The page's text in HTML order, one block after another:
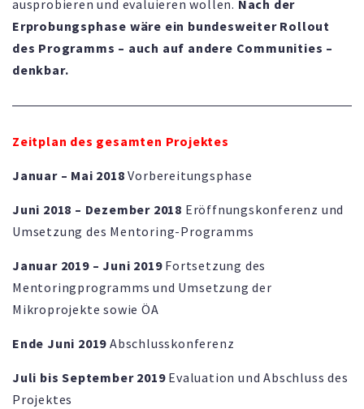
ausprobieren und evaluieren wollen. Nach der
Erprobungsphase wäre ein bundesweiter Rollout
des Programms – auch auf andere Communities –
denkbar.
Zeitplan des gesamten Projektes
Januar – Mai 2018 Vorbereitungsphase
Juni 2018 – Dezember 2018 Eröffnungskonferenz und
Umsetzung des Mentoring-Programms
Januar 2019 – Juni 2019Fortsetzung des
Mentoringprogramms und Umsetzung der
Mikroprojekte sowie ÖA
Ende Juni 2019 Abschlusskonferenz
Juli bis September 2019Evaluation und Abschluss des
Projektes